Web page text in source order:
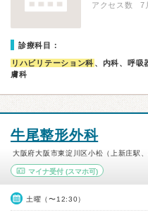
アクセス数 7
診療科目：
リハビリテーション科 、内科、呼吸
膚科
牛尾整形外科
大阪府大阪市東淀川区小松（上新庄駅
マイナ受付 (スマホ可)
土曜（〜12:30）